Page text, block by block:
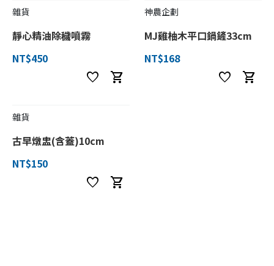
雜貨
靜心精油除穢噴霧
NT$450
favorite shopping_cart
神農企劃
MJ雞柚木平口鍋鏟33cm
NT$168
favorite shopping_cart
雜貨
古早燉盅(含蓋)10cm
NT$150
favorite shopping_cart